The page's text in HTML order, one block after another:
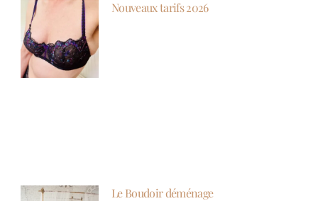
Nouveaux tarifs 2026
Le Boudoir déménage